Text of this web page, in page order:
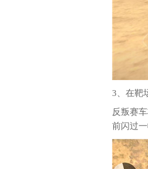
3、在靶
反叛赛
前闪过